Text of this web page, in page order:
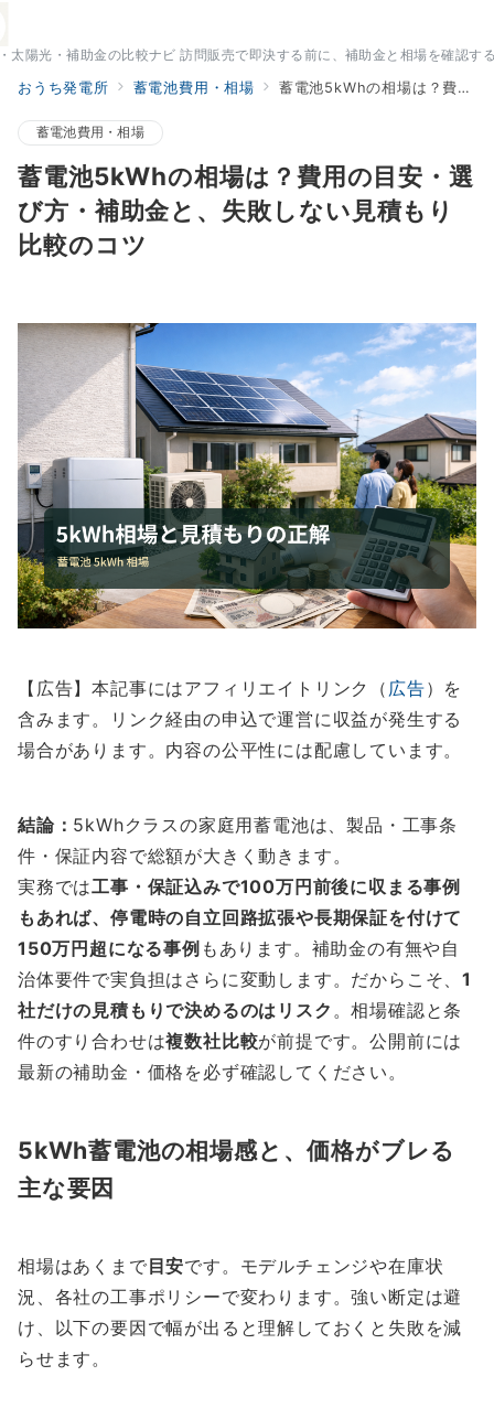
太陽光・補助金の比較ナビ 訪問販売で即決する前に、補助金と相場を確認す
おうち発電所 蓄電池費用・相場 蓄電池5kWhの相場は？費用の目安・選び方・補助金と、失敗しない見積もり比較のコツ
蓄電池費用・相場
蓄電池5kWhの相場は？費用の目安・選
び方・補助金と、失敗しない見積もり
比較のコツ
【広告】本記事にはアフィリエイトリンク（ 広告）を
含みます。リンク経由の申込で運営に収益が発生する
場合があります。内容の公平性には配慮しています。
結論： 5kWhクラスの家庭用蓄電池は、製品・工事条
件・保証内容で総額が大きく動きます。
実務では工事・保証込みで100万円前後に収まる事例
もあれば、停電時の自立回路拡張や長期保証を付けて
150万円超になる事例 もあります。補助金の有無や自
治体要件で実負担はさらに変動します。だからこそ、1
社だけの見積もりで決めるのはリスク 。相場確認と条
件のすり合わせは複数社比較が前提です。公開前には
最新の補助金・価格を必ず確認してください。
5kWh蓄電池の相場感と、価格がブレる
主な要因
相場はあくまで目安です。モデルチェンジや在庫状
況、各社の工事ポリシーで変わります。強い断定は避
け、以下の要因で幅が出ると理解しておくと失敗を減
らせます。